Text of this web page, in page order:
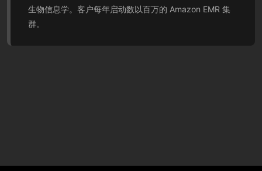
生物信息学。客户每年启动数以百万的 Amazon EMR 集
群。